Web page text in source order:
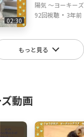
02:30
陽気 ～ヨーキーズ
92回視聴 ・ 3年前
もっと見る
動画